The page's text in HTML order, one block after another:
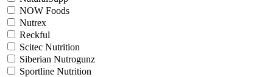
NOW Foods
Nutrex
Reckful
Scitec Nutrition
Siberian Nutrogunz
Sportline Nutrition